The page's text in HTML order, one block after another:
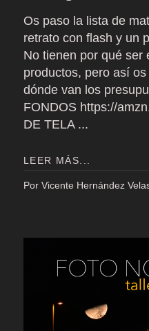
Os paso la lista de
retrato con flash y un
No tienen por qué ser
productos, pero así
dónde van los
FONDOS https://
DE TELA ...
LEER MÁS...
Por Vicente Hernández